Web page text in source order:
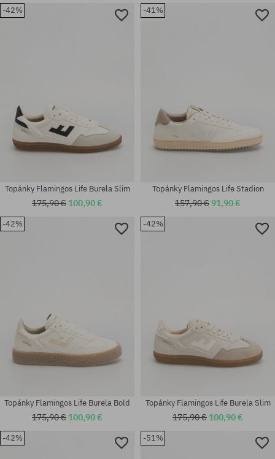
Dostupné veľkosti:
-42%
Topánky Flamingos Life Burela Slim
175,90 € 100,90 €
-41%
Topánky Flamingos Life Stadion
157,90 €91,90 €
-42%
Topánky Flamingos Life Burela Bold
175,90 € 100,90 €
-42%
Topánky Flamingos Life Burela Slim
175,90 € 100,90 €
-42% -51%